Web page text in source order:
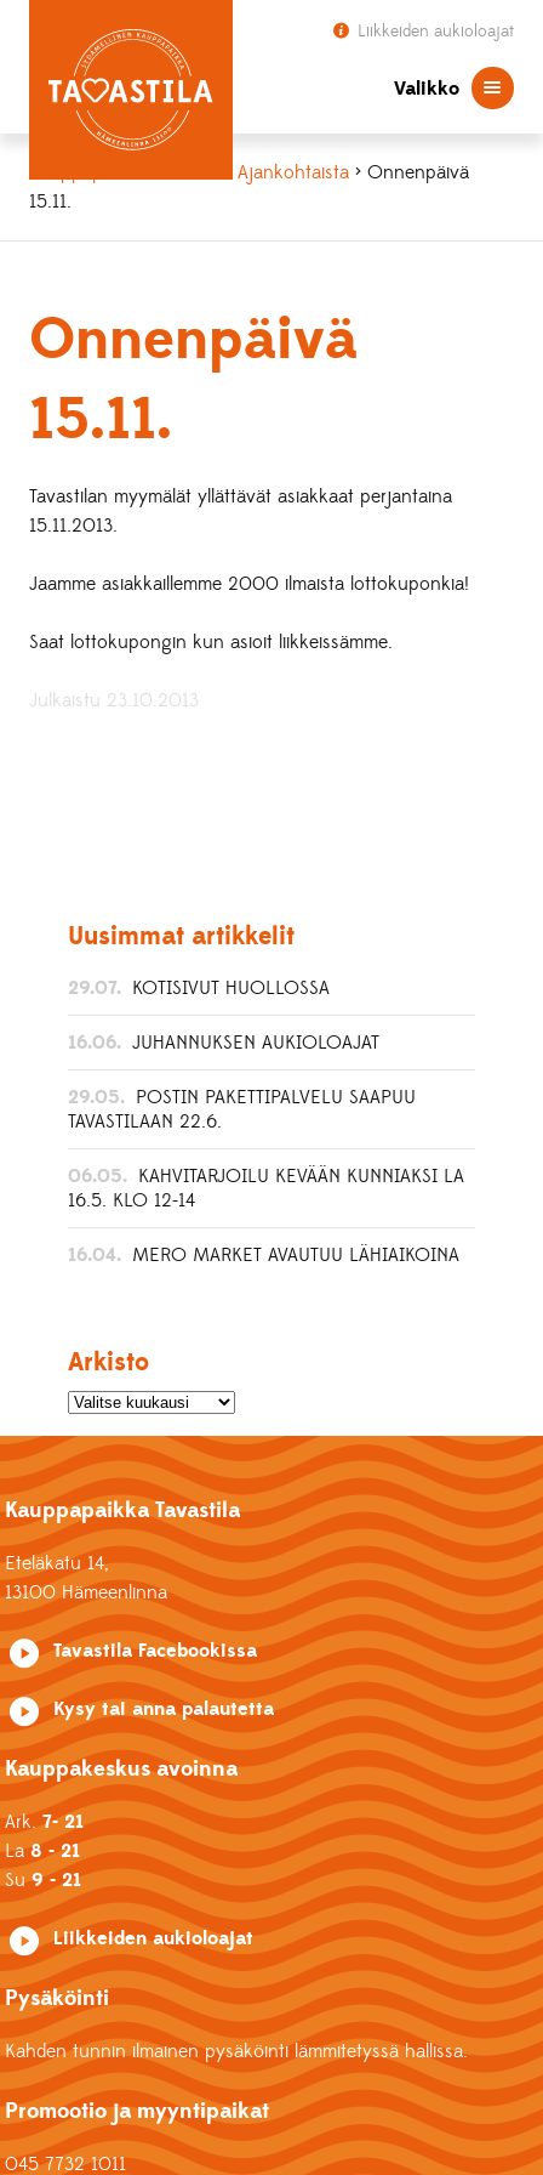
Liikkeiden aukioloajat
Valikko
>Ajankohtaista > Onnenpäivä
15.11.
Onnenpäivä
15.11.
Tavastilan myymälät yllättävät asiakkaat perjantaina
15.11.2013.
Jaamme asiakkaillemme 2000 ilmaista lottokuponkia!
Saat lottokupongin kun asioit liikkeissämme.
Julkaistu 23.10.2013
Uusimmat artikkelit
29.07. KOTISIVUT HUOLLOSSA
16.06. JUHANNUKSEN AUKIOLOAJAT
29.05. POSTIN PAKETTIPALVELU SAAPUU
TAVASTILAAN 22.6.
06.05. KAHVITARJOILU KEVÄÄN KUNNIAKSI LA
16.5. KLO 12-14
16.04. MERO MARKET AVAUTUU LÄHIAIKOINA
Arkisto
Kauppapaikka Tavastila
Eteläkatu 14,
13100 Hämeenlinna
Tavastila Facebookissa
Kysy tai anna palautetta
Kauppakeskus avoinna
Ark.7- 21
La8 - 21
Su9 - 21
Liikkeiden aukioloajat
Pysäköinti
Kahden tunnin ilmainen pysäköinti lämmitetyssä hallissa.
Promootio ja myyntipaikat
045 7732 1011